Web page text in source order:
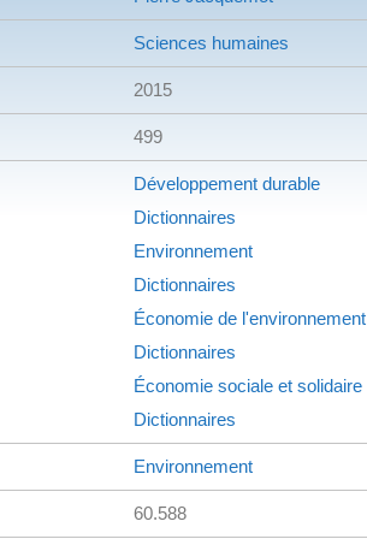
Sciences humaines
2015
499
Développement durable
Dictionnaires
Environnement
Dictionnaires
Économie de l'environnement
Dictionnaires
Économie sociale et solidaire
Dictionnaires
Environnement
60.588